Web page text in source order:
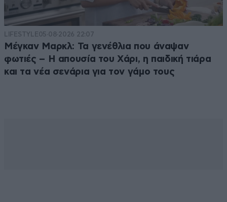
LIFESTYLE05·08·2026 22:07
Μέγκαν Μαρκλ: Τα γενέθλια που άναψαν
φωτιές – Η απουσία του Χάρι, η παιδική τιάρα
και τα νέα σενάρια για τον γάμο τους